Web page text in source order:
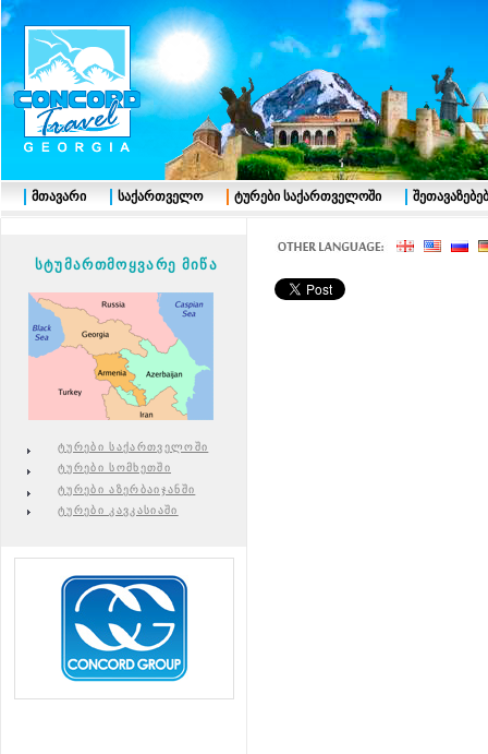
სტუმართმოყვარე მიწა
ტურები საქართველოში
ტურები სომხეთში
ტურები აზერბაიჯანში
ტურები კავკასიაში
მთავარი საქართველო ტურები საქართველოში